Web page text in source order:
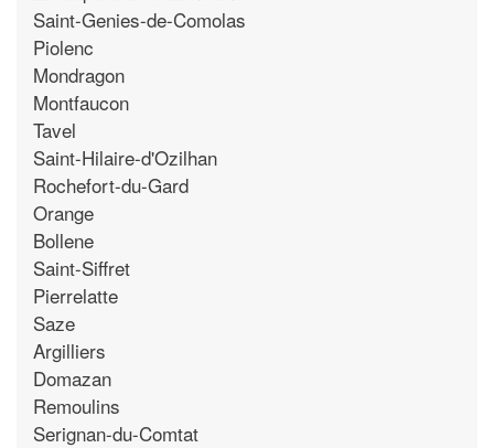
Saint-Genies-de-Comolas
Piolenc
Mondragon
Montfaucon
Tavel
Saint-Hilaire-d'Ozilhan
Rochefort-du-Gard
Orange
Bollene
Saint-Siffret
Pierrelatte
Saze
Argilliers
Domazan
Remoulins
Serignan-du-Comtat